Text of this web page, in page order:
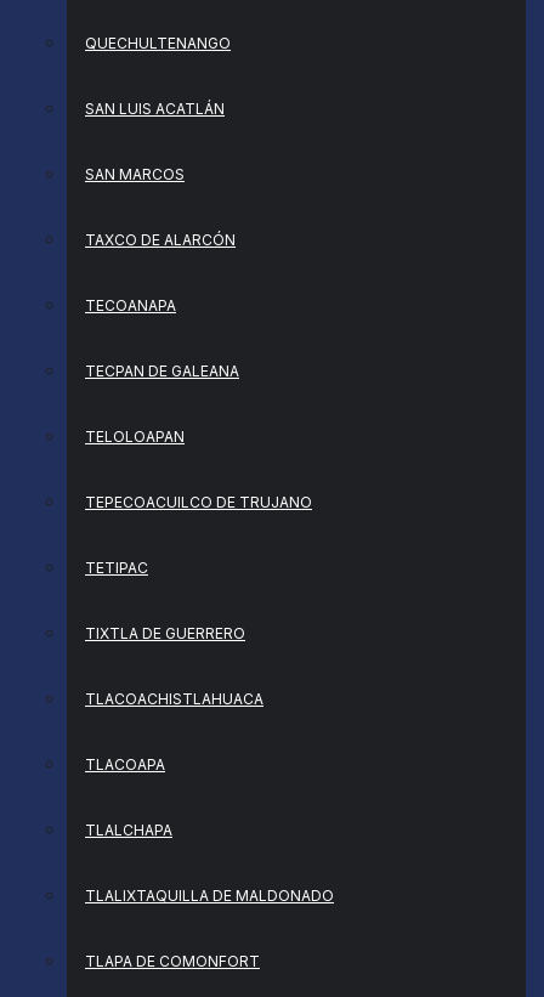
QUECHULTENANGO
SAN LUIS ACATLÁN
SAN MARCOS
TAXCO DE ALARCÓN
TECOANAPA
TECPAN DE GALEANA
TELOLOAPAN
TEPECOACUILCO DE TRUJANO
TETIPAC
TIXTLA DE GUERRERO
TLACOACHISTLAHUACA
TLACOAPA
TLALCHAPA
TLALIXTAQUILLA DE MALDONADO
TLAPA DE COMONFORT